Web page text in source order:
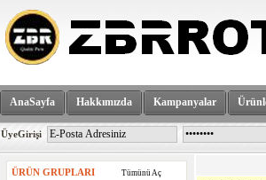
AnaSayfa Hakkımızda Kampanyalar
ÜyeGirişi
ÜRÜN GRUPLARI Tümünü Aç